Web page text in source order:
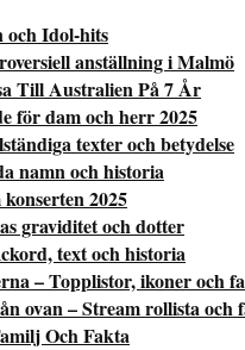
och Idol-hits
anställning i Malmö
Till Australien På 7 År
för dam och herr 2025
texter och betydelse
namn och historia
2025
graviditet och dotter
text och historia
– Topplistor, ikoner och
ovan – Stream rollista och
Och Fakta